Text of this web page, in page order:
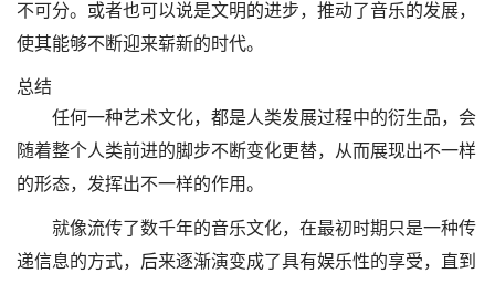
不可分。或者也可以说是文明的进步，推动了音乐的发展，
使其能够不断迎来崭新的时代。
总结
任何一种艺术文化，都是人类发展过程中的衍生品，会
随着整个人类前进的脚步不断变化更替，从而展现出不一样
的形态，发挥出不一样的作用。
就像流传了数千年的音乐文化，在最初时期只是一种传
递信息的方式，后来逐渐演变成了具有娱乐性的享受，直到